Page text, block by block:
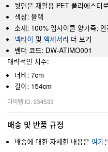
뒷면은 재활용 PET 폴리에스터
색상: 블랙
소재: 100% 업사이클 양가죽;
넥타이 및 액세서리 더 보기
벤더 코드: DW-ATIMO001
대략적인 치수:
너비: 7cm
길이: 154cm
아이템 ID: 934533
배송 및 반품 규정
배송에 대한 자세한 내용은 여기